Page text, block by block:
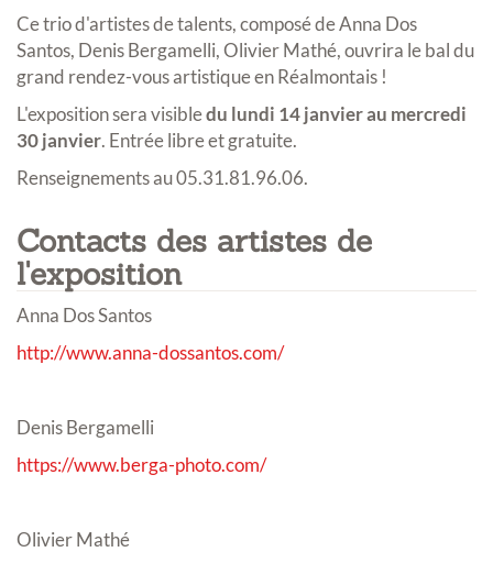
Ce trio d'artistes de talents, composé de Anna Dos
Santos, Denis Bergamelli, Olivier Mathé, ouvrira le bal du
grand rendez-vous artistique en Réalmontais !
L'exposition sera visibledu lundi 14 janvier au mercredi
30 janvier. Entrée libre et gratuite.
Renseignements au 05.31.81.96.06.
Contacts des artistes de
l'exposition
Anna Dos Santos
http://www.anna-dossantos.com/
Denis Bergamelli
https://www.berga-photo.com/
Olivier Mathé